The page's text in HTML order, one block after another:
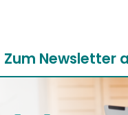
Zum Newsletter